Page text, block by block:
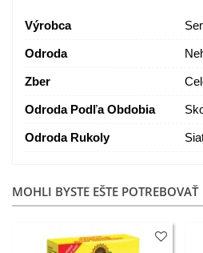
Výrobca
Odroda
Zber
Odroda Podľa Obdobia
Odroda Rukoly
MOHLI BYSTE EŠTE POTREBOVAŤ